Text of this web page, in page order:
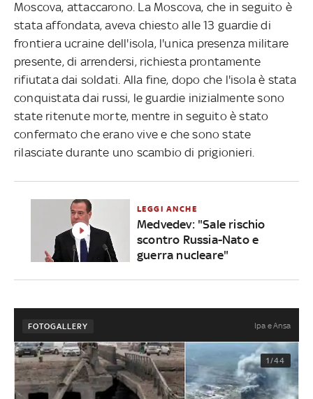
Moscova, attaccarono. La Moscova, che in seguito è
stata affondata, aveva chiesto alle 13 guardie di
frontiera ucraine dell'isola, l'unica presenza militare
presente, di arrendersi, richiesta prontamente
rifiutata dai soldati. Alla fine, dopo che l'isola è stata
conquistata dai russi, le guardie inizialmente sono
state ritenute morte, mentre in seguito è stato
confermato che erano vive e che sono state
rilasciate durante uno scambio di prigionieri.
LEGGI ANCHE
Medvedev: "Sale rischio
scontro Russia-Nato e
guerra nucleare"
FOTOGALLERY Ipa e Ansa
1/44